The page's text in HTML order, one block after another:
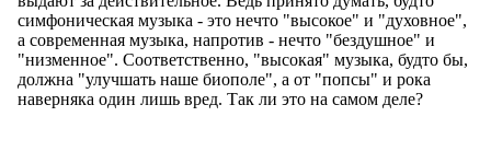
симфоническая музыка - это нечто "высокое" и "духовное",
а современная музыка, напротив - нечто "бездушное" и
"низменное". Соответственно, "высокая" музыка, будто бы,
должна "улучшать наше биополе", а от "попсы" и рока
наверняка один лишь вред. Так ли это на самом деле?